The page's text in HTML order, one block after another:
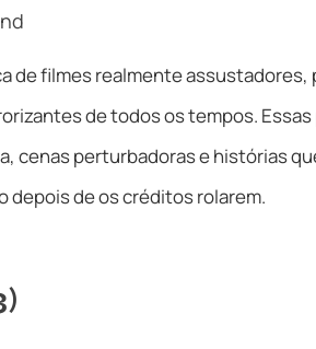
de filmes realmente assustadores,
de todos os tempos.
cenas perturbadoras e histórias
depois de os créditos rolarem.